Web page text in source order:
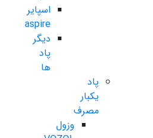
اسپایر
aspire
دیگر
پاد
ها
پاد
یکبار
مصرف
وزول